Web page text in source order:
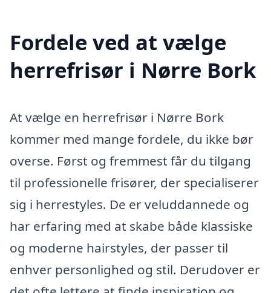
Fordele ved at vælge
herrefrisør i Nørre Bork
At vælge en herrefrisør i Nørre Bork
kommer med mange fordele, du ikke bør
overse. Først og fremmest får du tilgang
til professionelle frisører, der specialiserer
sig i herrestyles. De er veluddannede og
har erfaring med at skabe både klassiske
og moderne hairstyles, der passer til
enhver personlighed og stil. Derudover er